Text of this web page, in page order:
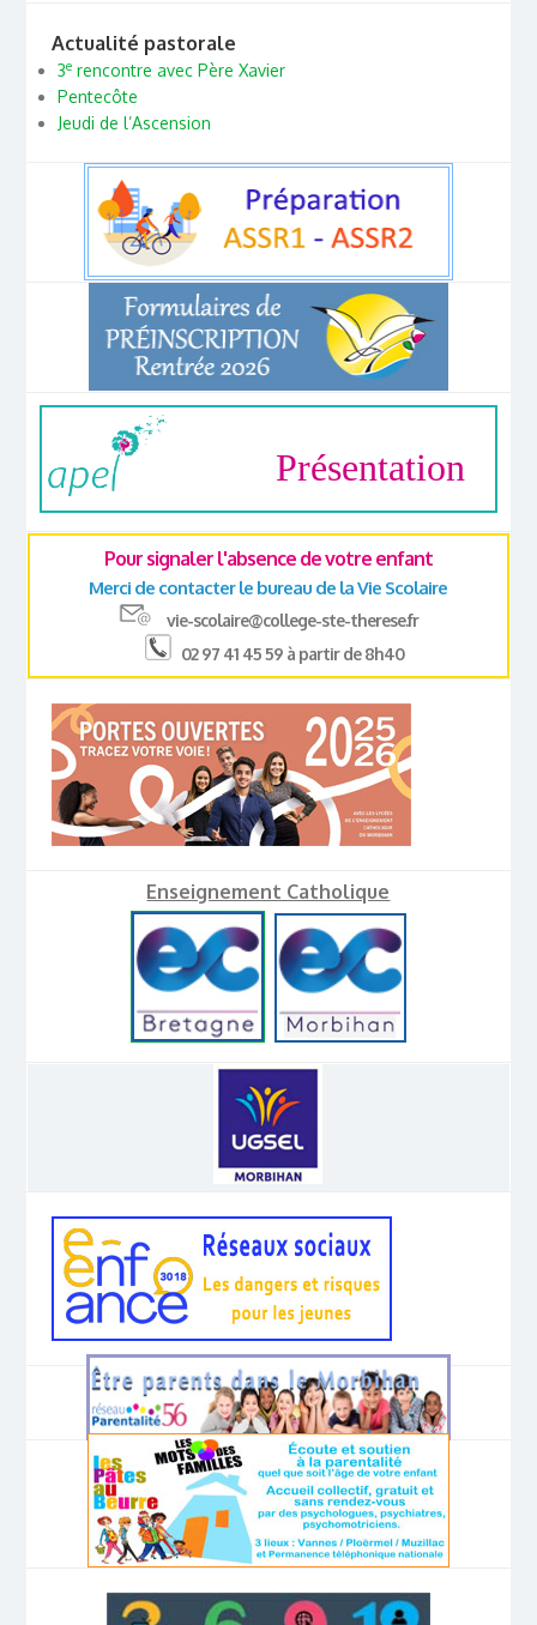
Actualité pastorale
3erencontre avec Père Xavier
Pentecôte
Jeudi de l’Ascension
Présentation
Pour signaler l'absence de votre enfant
Merci de contacter le bureau de la Vie Scolaire
vie-scolaire@college-ste-therese.fr
02 97 41 45 59 à partir de 8h40
Enseignement Catholique